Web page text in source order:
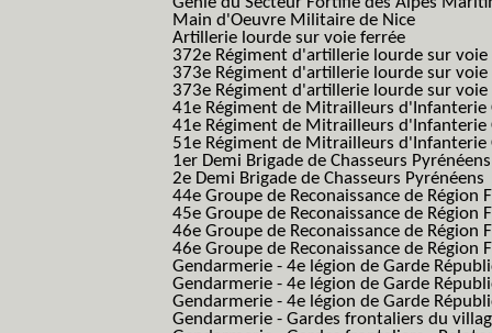
Main d'Oeuvre Militaire de Nice
Artillerie lourde sur voie ferrée
372e Régiment d'artillerie lourde sur voie
373e Régiment d'artillerie lourde sur voie
373e Régiment d'artillerie lourde sur
41e Régiment de Mitrailleurs d'Infanterie
41e Régiment de Mitrailleurs d'Infanterie
51e Régiment de Mitrailleurs d'Infanterie
1er Demi Brigade de Chasseurs Pyrénéens
2e Demi Brigade de Chasseurs Pyrénéens
44e Groupe de Reconaissance de Région
45e Groupe de Reconaissance de Région
46e Groupe de Reconaissance de Région
46e Groupe de Reconaissance de
Gendarmerie - 4e légion de Garde
Gendarmerie - 4e légion de Garde
Gendarmerie - 4e légion de Garde
Gendarmerie - Gardes frontaliers du